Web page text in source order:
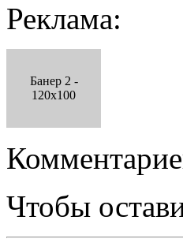
Реклама:
Банер 2 -
120x100
Чтобы